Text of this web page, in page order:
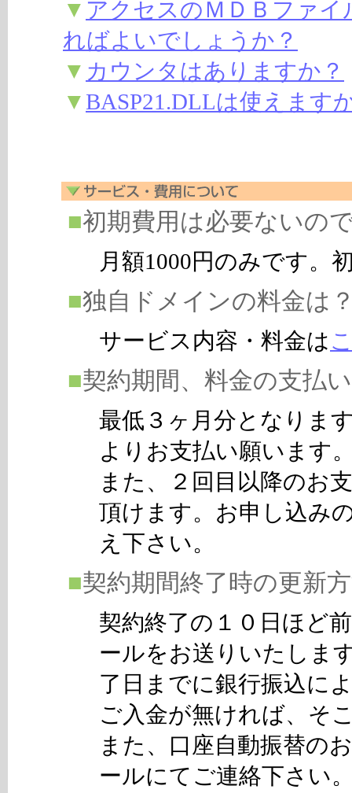
▼ アクセスのＭＤＢファ
ればよいでしょうか？
▼ カウンタはありますか？
▼ BASP21.DLLは使えます
■初期費用は必要ないの
月額1000円のみです。
■独自ドメインの料金は
サービス内容・料金は
■契約期間、料金の支払
最低３ヶ月分となりま
よりお支払い願います
また、２回目以降のお
頂けます。お申し込み
え下さい。
■契約期間終了時の更新
契約終了の１０日ほど
ールをお送りいたしま
了日までに銀行振込に
ご入金が無ければ、そ
また、口座自動振替の
ールにてご連絡下さい